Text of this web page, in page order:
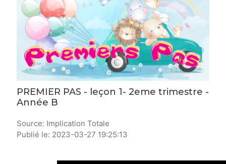
PREMIER PAS - leçon 1- 2eme trimestre -
Année B
Source: Implication Totale
Publié le: 2023-03-27 19:25:13